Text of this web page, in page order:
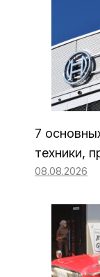
7
техники,
08.08.2026